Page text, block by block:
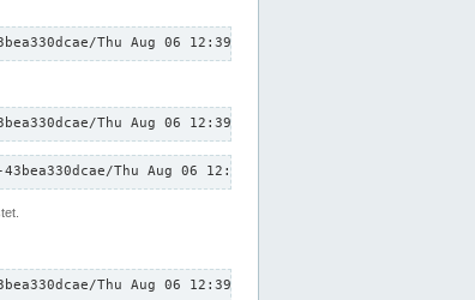
Thu Aug 06 12:39:39 CEST 2026/down.txt"
Thu Aug 06 12:39:39 CEST 2026/down.txt"
43bea330dcae/Thu Aug 06 12:39:39 CEST 2026/down.txt"
Thu Aug 06 12:39:39 CEST 2026/down.txt"